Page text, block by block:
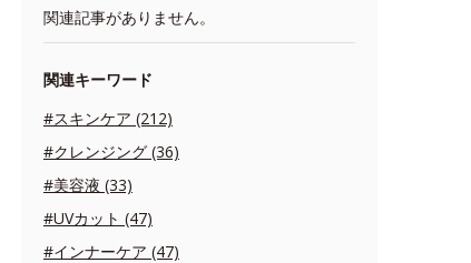
関連記事がありません。
関連キーワード
#スキンケア (212)
#クレンジング (36)
#美容液 (33)
#UVカット (47)
#インナーケア (47)